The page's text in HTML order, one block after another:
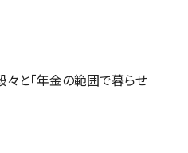
々と「年金の範囲で暮らせ